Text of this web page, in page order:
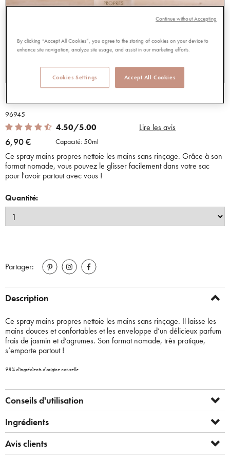
96945
4.50 out of 5 Customer Rating
4.50/5.00 Lire les avis
6,90 € Capacité:50ml
Ce spray mains propres nettoie les mains sans rinçage. Grâce à son
format nomade, vous pouvez le glisser facilement dans votre sac
pour l'avoir partout avec vous !
Quantité:
Partager:
Description
Ce spray mains propres nettoie les mains sans rinçage. Il laisse les
mains douces et confortables et les enveloppe d’un délicieux parfum
frais de jasmin et d’agrumes. Son format nomade, très pratique,
s’emporte partout !
98% d'ingrédients d'origine naturelle
Conseils d'utilisation
Ingrédients
Avis clients
By clicking “Accept All Cookies”, you agree to the storing of cookies on your device to
enhance site navigation, analyze site usage, and assist in our marketing efforts.
Accept All Cookies
Cookies Settings
Continue without Accepting